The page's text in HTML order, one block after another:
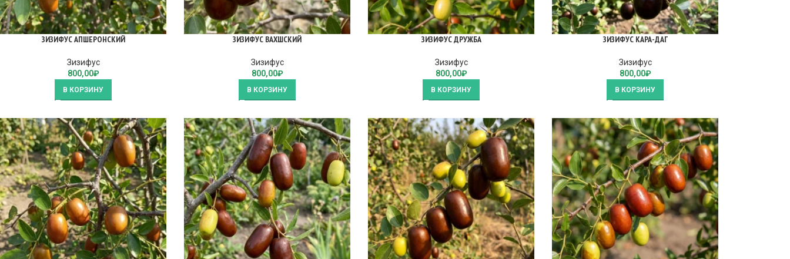
ЗИЗИФУС АПШЕРОНСКИЙ
Зизифус
800,00₽
В КОРЗИНУ
ЗИЗИФУС ВАХШСКИЙ
Зизифус
800,00₽
В КОРЗИНУ
ЗИЗИФУС ДРУЖБА
Зизифус
800,00₽
В КОРЗИНУ
ЗИЗИФУС КАРА-ДАГ
Зизифус
800,00₽
В КОРЗИНУ